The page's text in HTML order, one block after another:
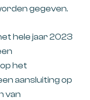
gegeven.
hele jaar 2023
het
aansluiting op
van